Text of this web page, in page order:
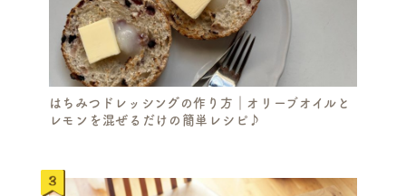
はちみつドレッシングの作り方｜オリーブオイルと
レモンを混ぜるだけの簡単レシピ♪